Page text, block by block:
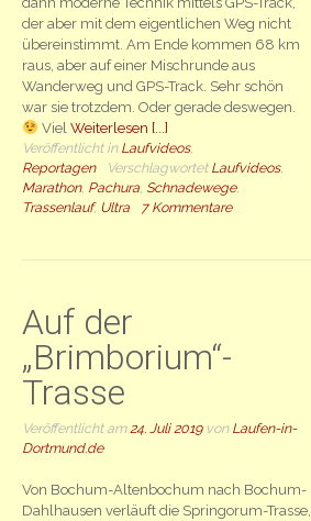
der aber mit dem eigentlichen Weg nicht
übereinstimmt. Am Ende kommen 68 km
raus, aber auf einer Mischrunde aus
Wanderweg und GPS-Track. Sehr schön
war sie trotzdem. Oder gerade deswegen.
Viel Weiterlesen [...]
Veröffentlicht in Laufvideos,
Reportagen
Verschlagwortet Laufvideos,
Marathon, Pachura Schnadewege,
Trassenlauf, Ultra 7 Kommentare
Auf der
„Brimborium“-
Trasse
Veröffentlicht am 24. Juli 2019von Laufen-in-
Dortmund.de
Von Bochum-Altenbochum nach Bochum-
Dahlhausen verläuft die Springorum-Trasse,